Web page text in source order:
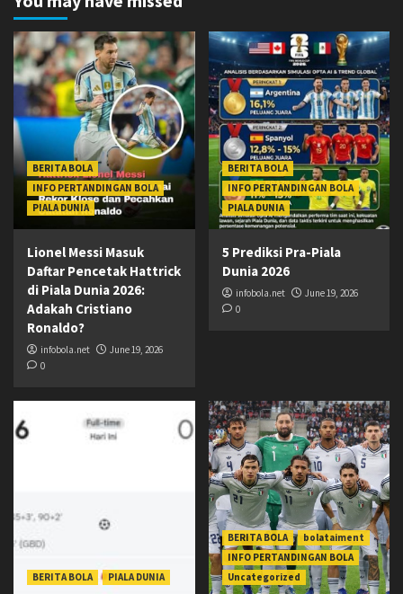
BERITA BOLA
INFO PERTANDINGAN BOLA
PIALA DUNIA
Lionel Messi Masuk
Daftar Pencetak Hattrick
di Piala Dunia 2026:
Adakah Cristiano
Ronaldo?
infobola.net
June 19, 2026
0
BERITA BOLA
INFO PERTANDINGAN BOLA
PIALA DUNIA
5 Prediksi Pra-Piala
Dunia 2026
infobola.net
June 19, 2026
0
BERITA BOLA PIALA DUNIA
BERITA BOLA
bolataiment
INFO PERTANDINGAN BOLA
Uncategorized